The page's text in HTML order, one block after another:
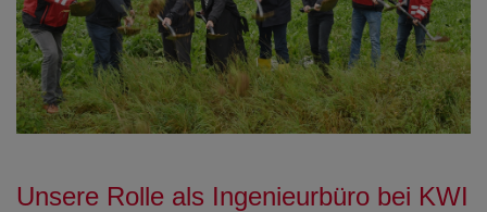
Unsere Rolle als Ingenieurbüro bei KWI
Open